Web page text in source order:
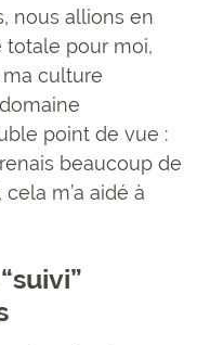
nous allions en
totale pour moi,
culture
point de vue :
beaucoup de
m’a aidé à